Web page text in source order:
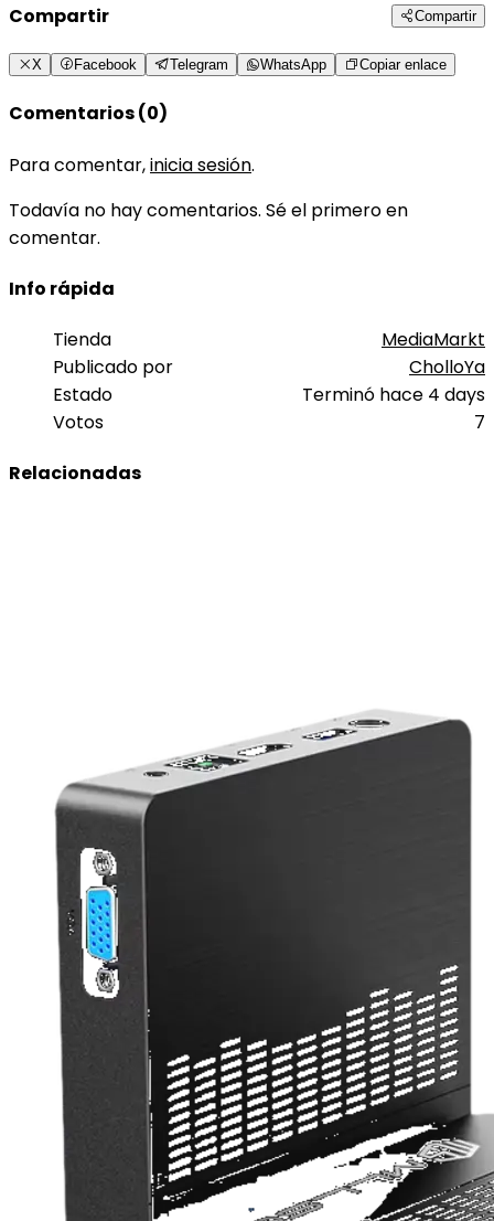
Compartir Compartir
X Facebook Telegram WhatsApp Copiar enlace
Comentarios (0)
Para comentar,inicia sesión.
Todavía no hay comentarios. Sé el primero en
comentar.
Info rápida
Tienda
MediaMarkt
Publicado por
CholloYa
Estado
Terminó hace 4 days
Votos
7
Relacionadas